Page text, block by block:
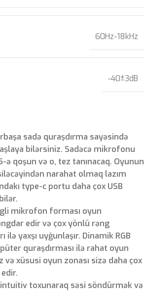
sadə quraşdırma sayəsində
bilərsiniz. Sadəcə mikrofonu
ə qoşun və o, tez tanınacaq. Oyunun
narahat olmaq lazım
type-c portu daha çox USB
mikrofon forması oyun
edir və çox yönlü rəng
yaxşı uyğunlaşır. Dinamik RGB
quraşdırması ilə rahat oyun
və xüsusi oyun zonası sizə daha çox
toxunaraq səsi söndürmək və
60Hz-18kHz
-40±3dB